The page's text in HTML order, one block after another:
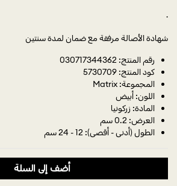
.
شهادة الأصالة مرفقة مع ضمان لمدة سنتين
رقم المنتج: 030717344362
كود المنتج: 5730709
المجموعة: Matrix
اللون: أبيض
المادة: زركونيا
العرض: 0.2 سم
الطول (أدنى - أقصى): 12 - 24 سم
أضف إلى السلة